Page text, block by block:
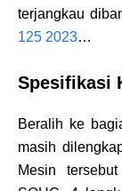
terjangkau
125 2023…
Spesifikasi
Beralih ke
masih
Mesin